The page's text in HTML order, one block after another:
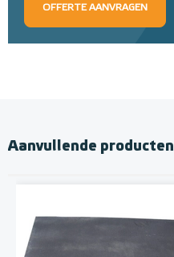
OFFERTE AANVRAGEN
Aanvullende producten